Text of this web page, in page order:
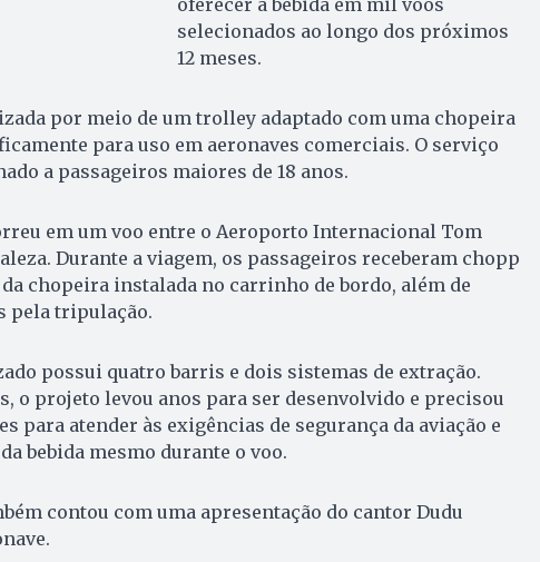
oferecer a bebida em mil voos
selecionados ao longo dos próximos
12 meses.
por meio de um trolley adaptado com uma chopeira
para uso em aeronaves comerciais. O serviço
a passageiros maiores de 18 anos.
em um voo entre o Aeroporto Internacional Tom
Durante a viagem, os passageiros receberam chopp
chopeira instalada no carrinho de bordo, além de
pela tripulação.
possui quatro barris e dois sistemas de extração.
o projeto levou anos para ser desenvolvido e precisou
para atender às exigências de segurança da aviação e
bebida mesmo durante o voo.
contou com uma apresentação do cantor Dudu